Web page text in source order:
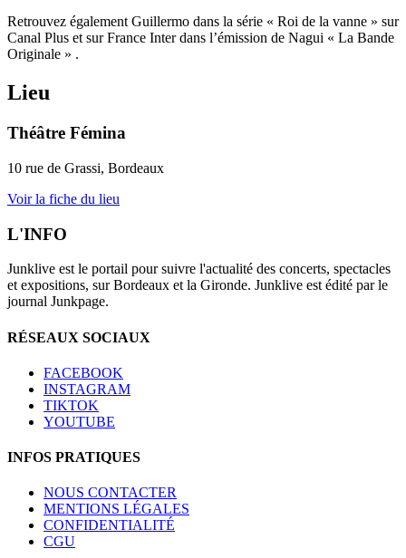
Retrouvez également Guillermo dans la série « Roi de la vanne » sur
Canal Plus et sur France Inter dans l’émission de Nagui « La Bande
Originale » .
Lieu
Théâtre Fémina
10 rue de Grassi, Bordeaux
Voir la fiche du lieu
L'INFO
Junklive est le portail pour suivre l'actualité des concerts, spectacles
et expositions, sur Bordeaux et la Gironde. Junklive est édité par le
journal Junkpage.
RÉSEAUX SOCIAUX
FACEBOOK
INSTAGRAM
TIKTOK
YOUTUBE
INFOS PRATIQUES
NOUS CONTACTER
MENTIONS LÉGALES
CONFIDENTIALITÉ
CGU